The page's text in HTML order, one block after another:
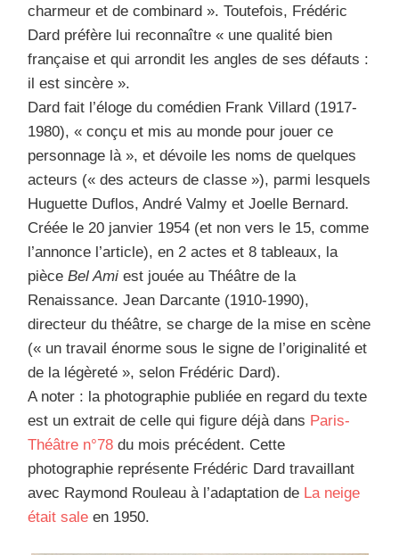
charmeur et de combinard ». Toutefois, Frédéric
Dard préfère lui reconnaître « une qualité bien
française et qui arrondit les angles de ses défauts :
il est sincère ».
Dard fait l’éloge du comédien Frank Villard (1917-
1980), « conçu et mis au monde pour jouer ce
personnage là », et dévoile les noms de quelques
acteurs (« des acteurs de classe »), parmi lesquels
Huguette Duflos, André Valmy et Joelle Bernard.
Créée le 20 janvier 1954 (et non vers le 15, comme
l’annonce l’article), en 2 actes et 8 tableaux, la
pièceBel Ami est jouée au Théâtre de la
Renaissance. Jean Darcante (1910-1990),
directeur du théâtre, se charge de la mise en scène
(« un travail énorme sous le signe de l’originalité et
de la légèreté », selon Frédéric Dard).
A noter : la photographie publiée en regard du texte
est un extrait de celle qui figure déjà dans Paris-
Théâtre n°78 du mois précédent. Cette
photographie représente Frédéric Dard travaillant
avec Raymond Rouleau à l’adaptation de La neige
était saleen 1950.